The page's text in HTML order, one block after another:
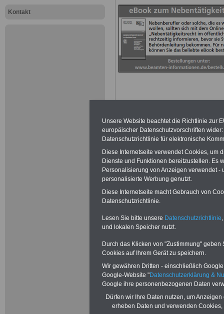
Kontakt
.
ACHTUNG
Beamtinnen
Bundes wegen
Teilweise 5-
für
(mit Bahn,
Postbank)
durch die
Unsere Website beachtet die Richtlinie zur
europäischer Datenschutzvorschriften
Datenschutzrichtlinie für elektronische
Diese Internetseite verwendet Cookies, um
Dienste und Funktionen bereitzustellen. Es
Personalisierung von Anzeigen verwendet
personalisierte Werbung genutzt.
Diese Internetseite macht Gebrauch von
Datenschutzrichtlinie.
Lesen Sie bitte unsere Datenschutzrichtlinie
und lokalen Speicher nutzt.
Durch das Klicken von "Zustimmung"
Cookies auf Ihrem Gerät zu speichern.
Wir gewähren Dritten - einschließlich
Google-Website "Datenschutzerklärung &
Google ihre personenbezogenen Daten
Dürfen wir Ihre Daten nutzen, um
erheben Daten und verwenden